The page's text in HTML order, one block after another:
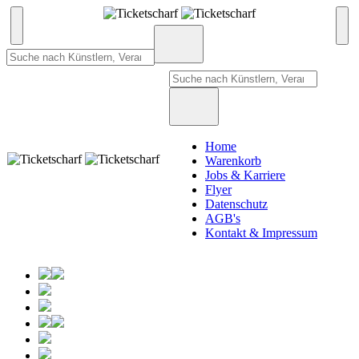
Home
Warenkorb
Jobs & Karriere
Flyer
Datenschutz
AGB's
Kontakt & Impressum